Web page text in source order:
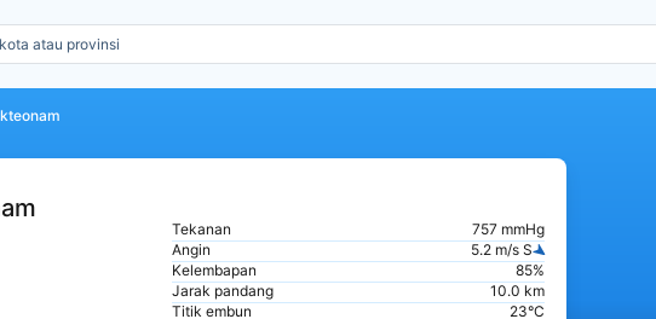
Tekanan
757 mmHg
Angin
5.2 m/s S
Kelembapan
85%
Jarak pandang
10.0 km
Titik embun
23°C